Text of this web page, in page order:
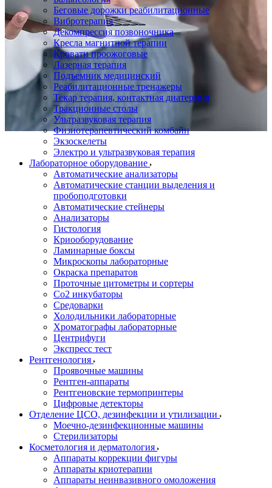
Беговые дорожки реабилитационные
Вибротерапия
Декомпрессия позвоночника
Кресла магнитной терапии
Кровати проожоговые
Лазерная терапия
Подъемник медицинский
Реабилитационные тренажеры
Текар терапия, контактная диатермия
Тракционные столы
Ультразвуковая терапия
Физиотерапевтический комбайн
Экзоскелеты
Электро и ультразвуковая терапия
Лабораторное оборудование
Автоматические анализаторы
Автоматические станции выделения и
пробоподготовки
Автоматические стейнеры
Анализаторы
Гистология
Криооборудование
Ламинарные боксы
Микроскопы лабораторные
Окраска препаратов
Проточные цитометры и сортеры
Со2 инкубаторы
Средоварки
Холодильники лабораторные
Хроматографы лабораторные
Центрифуги
Экспресс тест
Рентгенология
Проявочные машины
Рентген-аппараты
Рентгеновские термопринтеры
Цифровые детекторы
Отделение ЦСО, дезинфекции и утилизации
Моечно-дезинфекционные машины
Стерилизаторы
Косметология и дерматология
Аппараты коррекции фигуры
Аппараты криотерапии
Аппараты неинвазивного омоложения